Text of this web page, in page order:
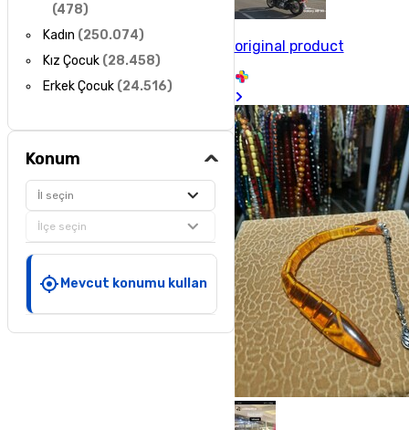
(478)
Kadın (250.074)
Kız Çocuk (28.458)
Erkek Çocuk (24.516)
Konum
İl seçin
İlçe seçin
Mevcut konumu kullan
original product